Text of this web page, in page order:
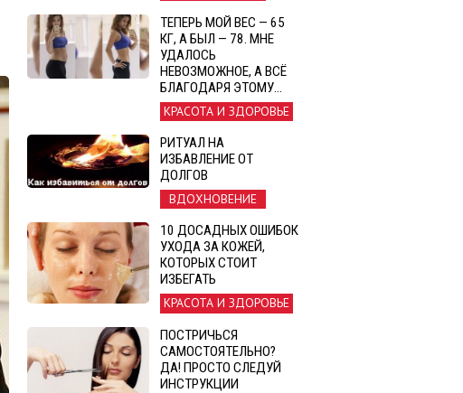
ТЕПЕРЬ МОЙ ВЕС — 65
КГ, А БЫЛ — 78. МНЕ
УДАЛОСЬ
НЕВОЗМОЖНОЕ, А ВСЁ
БЛАГОДАРЯ ЭТОМУ…
КРАСОТА И ЗДОРОВЬЕ
РИТУАЛ НА
ИЗБАВЛЕНИЕ ОТ
ДОЛГОВ
ВДОХНОВЕНИЕ
10 ДОСАДНЫХ ОШИБОК
УХОДА ЗА КОЖЕЙ,
КОТОРЫХ СТОИТ
ИЗБЕГАТЬ
КРАСОТА И ЗДОРОВЬЕ
ПОСТРИЧЬСЯ
САМОСТОЯТЕЛЬНО?
ДА! ПРОСТО СЛЕДУЙ
ИНСТРУКЦИИ